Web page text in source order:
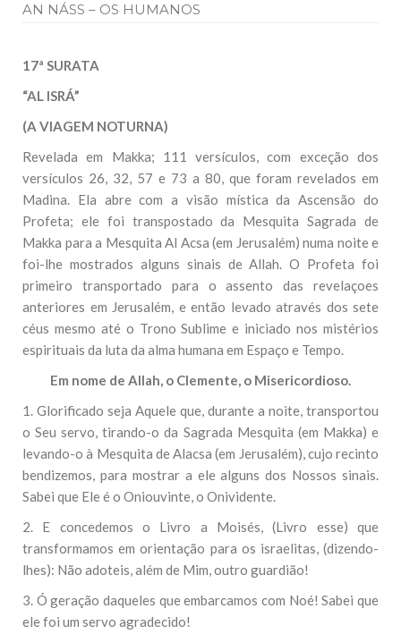
AN NÁSS – OS HUMANOS
17ª SURATA
“AL ISRÁ”
(A VIAGEM NOTURNA)
Revelada em Makka; 111 versículos, com exceção dos
versículos 26, 32, 57 e 73 a 80, que foram revelados em
Madina. Ela abre com a visão mística da Ascensão do
Profeta; ele foi transpostado da Mesquita Sagrada de
Makka para a Mesquita Al Acsa (em Jerusalém) numa noite e
foi-lhe mostrados alguns sinais de Allah. O Profeta foi
primeiro transportado para o assento das revelaçoes
anteriores em Jerusalém, e então levado através dos sete
céus mesmo até o Trono Sublime e iniciado nos mistérios
espirituais da luta da alma humana em Espaço e Tempo.
Em nome de Allah, o Clemente, o Misericordioso.
1. Glorificado seja Aquele que, durante a noite, transportou
o Seu servo, tirando-o da Sagrada Mesquita (em Makka) e
levando-o à Mesquita de Alacsa (em Jerusalém), cujo recinto
bendizemos, para mostrar a ele alguns dos Nossos sinais.
Sabei que Ele é o Oniouvinte, o Onividente.
2. E concedemos o Livro a Moisés, (Livro esse) que
transformamos em orientação para os israelitas, (dizendo-
lhes): Não adoteis, além de Mim, outro guardião!
3. Ó geração daqueles que embarcamos com Noé! Sabei que
ele foi um servo agradecido!